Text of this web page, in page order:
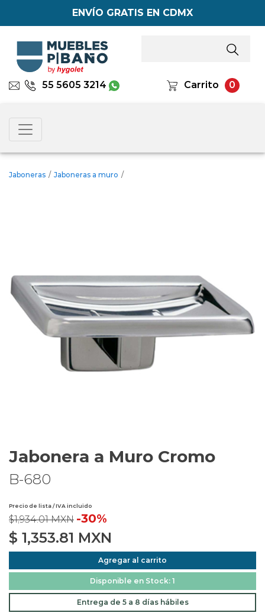
ENVÍO GRATIS EN CDMX
55 5605 3214 Carrito 0
Jaboneras / Jaboneras a muro /
Jabonera a Muro Cromo
B-680
Precio de lista / IVA incluido
$1,934.01 MXN -30%
$ 1,353.81 MXN
Agregar al carrito
Disponible en Stock: 1
Entrega de 5 a 8 días hábiles